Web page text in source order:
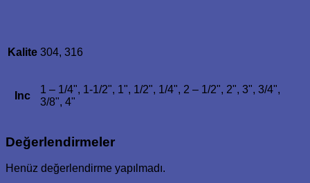
Kalite 304, 316
Inc
1 – 1/4", 1-1/2", 1", 1/2", 1/4", 2 – 1/2", 2", 3", 3/4",
3/8", 4"
Değerlendirmeler
Henüz değerlendirme yapılmadı.